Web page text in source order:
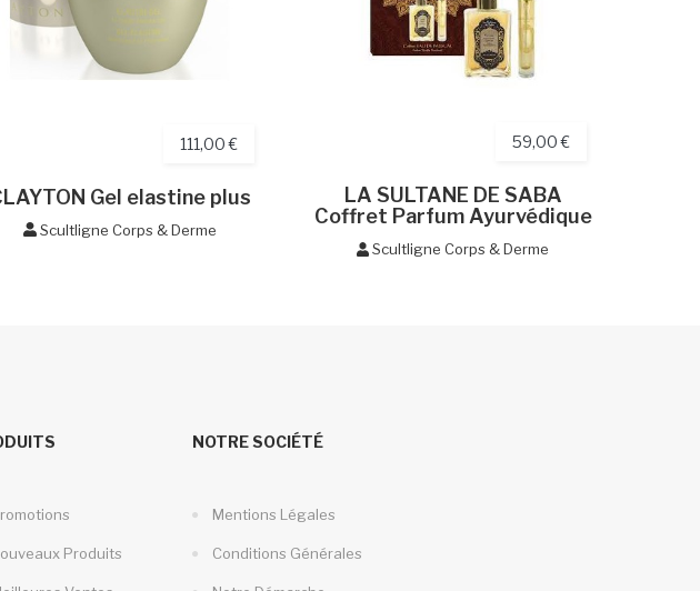
111,00 €
Gel elastine plus
Scultligne Corps & Derme
59,00 €
LA SULTANE DE SABA
Coffret Parfum Ayurvédique
Scultligne Corps & Derme
Produits
NOTRE SOCIÉTÉ
Mentions Légales
Conditions Générales